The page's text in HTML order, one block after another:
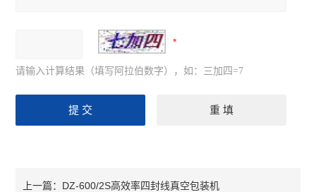
请输入计算结果（填写阿拉伯数字），如：三加四=7
上一篇： DZ-600/2S高效率四封线真空包装机